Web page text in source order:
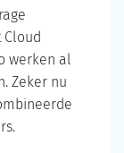
Cloud
werken al
Zeker nu